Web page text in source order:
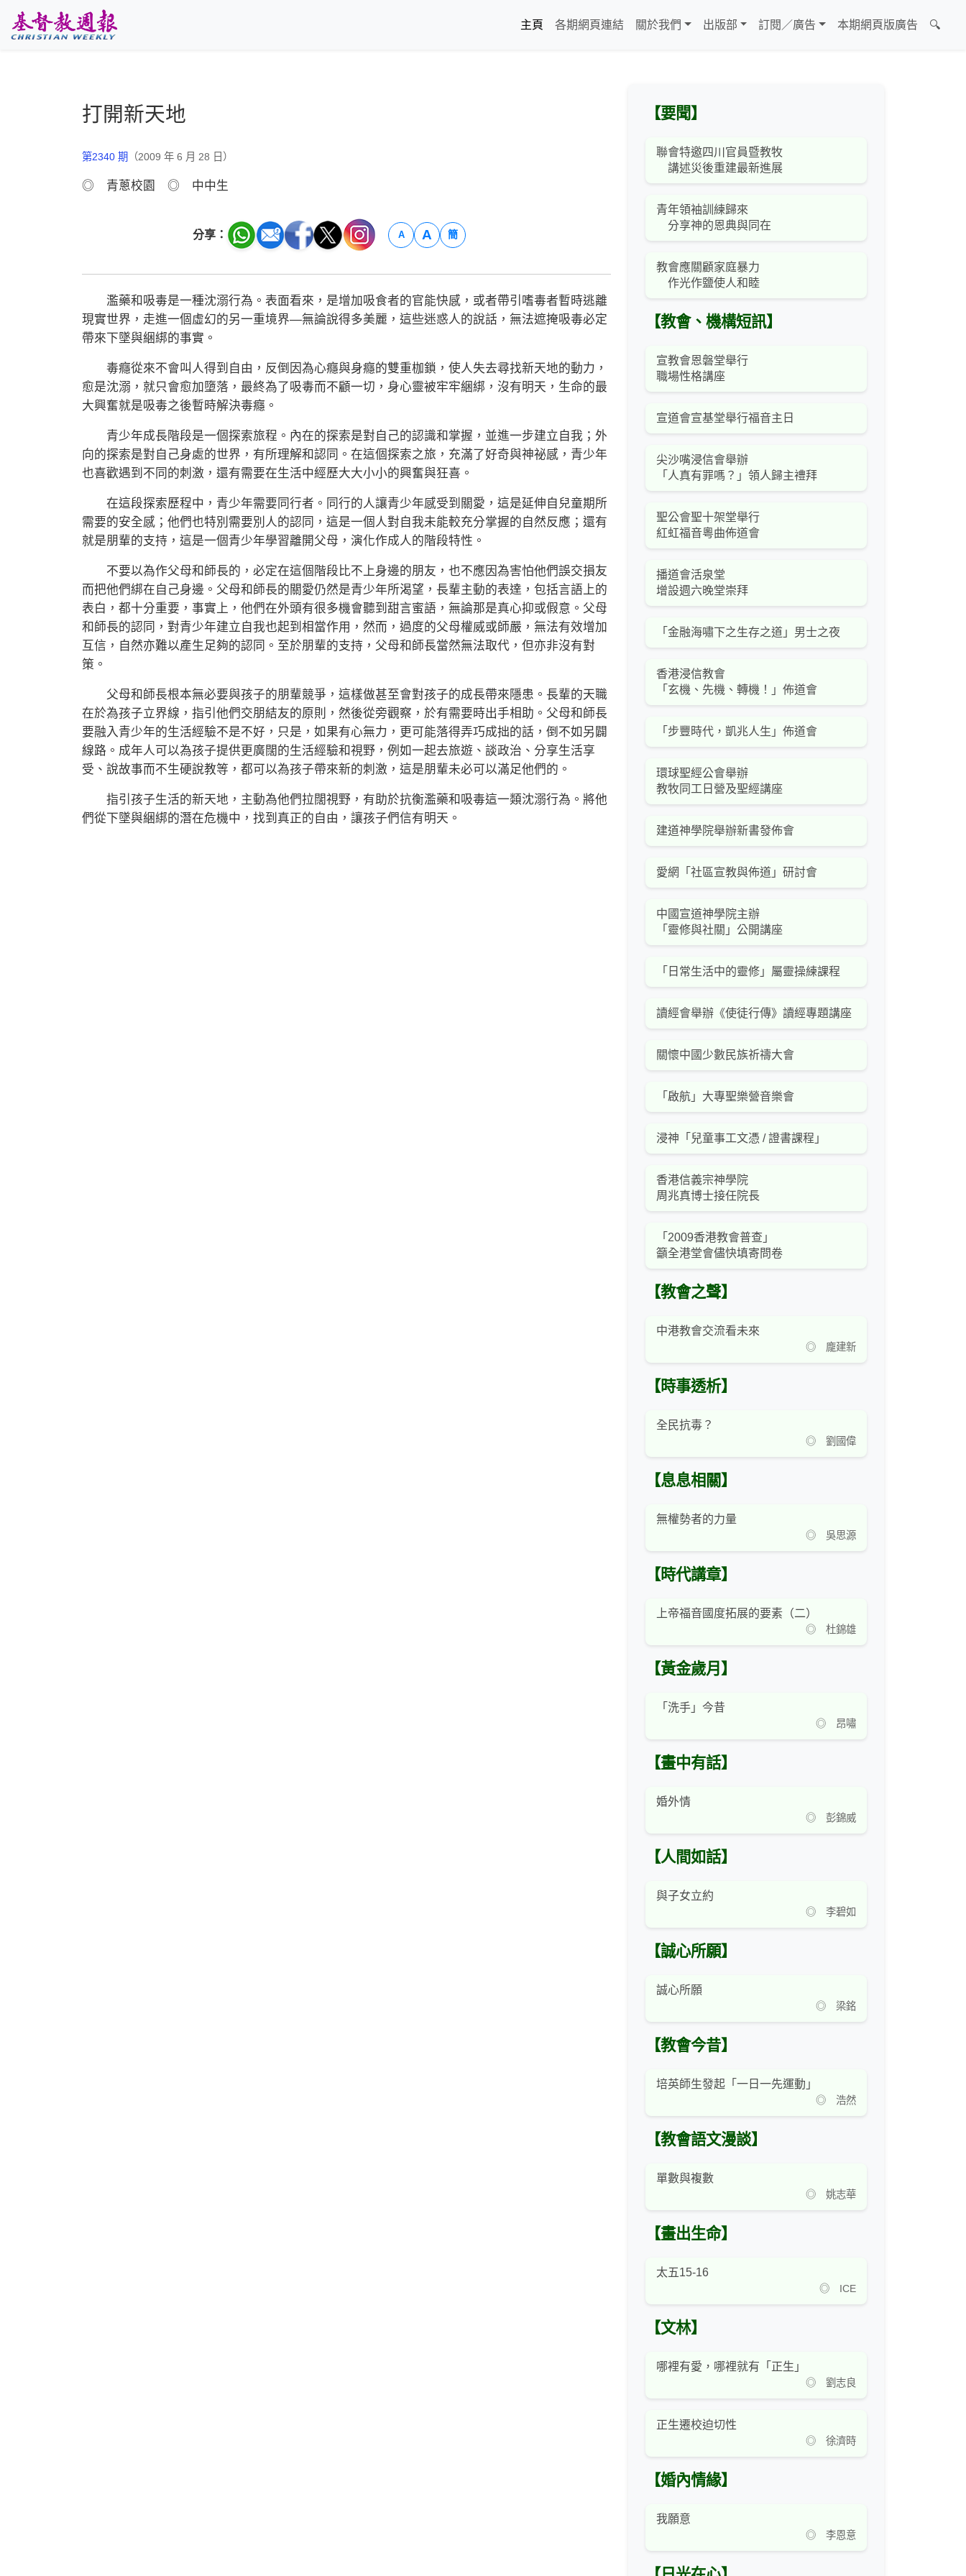
主頁
各期網頁連結 關於我們 出版部 訂閱／廣告 本期網頁版廣告 🔍
打開新天地
第2340 期 （2009 年 6 月 28 日）
◎ 青蔥校園 ◎ 中中生
分享： A A 簡
濫藥和吸毒是一種沈溺行為。表面看來，是增加吸食者的官能快感，或者帶引嗜毒者暫時逃離
現實世界，走進一個虛幻的另一重境界—無論說得多美麗，這些迷惑人的說話，無法遮掩吸毒必定
帶來下墜與綑綁的事實。
毒癮從來不會叫人得到自由，反倒因為心癮與身癮的雙重枷鎖，使人失去尋找新天地的動力，
愈是沈溺，就只會愈加墮落，最終為了吸毒而不顧一切，身心靈被牢牢綑綁，沒有明天，生命的最
大興奮就是吸毒之後暫時解決毒癮。
青少年成長階段是一個探索旅程。內在的探索是對自己的認識和掌握，並進一步建立自我；外
向的探索是對自己身處的世界，有所理解和認同。在這個探索之旅，充滿了好奇與神祕感，青少年
也喜歡遇到不同的刺激，還有需要在生活中經歷大大小小的興奮與狂喜。
在這段探索歷程中，青少年需要同行者。同行的人讓青少年感受到關愛，這是延伸自兒童期所
需要的安全感；他們也特別需要別人的認同，這是一個人對自我未能較充分掌握的自然反應；還有
就是朋輩的支持，這是一個青少年學習離開父母，演化作成人的階段特性。
不要以為作父母和師長的，必定在這個階段比不上身邊的朋友，也不應因為害怕他們誤交損友
而把他們綁在自己身邊。父母和師長的關愛仍然是青少年所渴望，長輩主動的表達，包括言語上的
表白，都十分重要，事實上，他們在外頭有很多機會聽到甜言蜜語，無論那是真心抑或假意。父母
和師長的認同，對青少年建立自我也起到相當作用，然而，過度的父母權威或師嚴，無法有效增加
互信，自然亦難以產生足夠的認同。至於朋輩的支持，父母和師長當然無法取代，但亦非沒有對
策。
父母和師長根本無必要與孩子的朋輩競爭，這樣做甚至會對孩子的成長帶來隱患。長輩的天職
在於為孩子立界線，指引他們交朋結友的原則，然後從旁觀察，於有需要時出手相助。父母和師長
要融入青少年的生活經驗不是不好，只是，如果有心無力，更可能落得弄巧成拙的話，倒不如另闢
線路。成年人可以為孩子提供更廣闊的生活經驗和視野，例如一起去旅遊、談政治、分享生活享
受、說故事而不生硬說教等，都可以為孩子帶來新的刺激，這是朋輩未必可以滿足他們的。
指引孩子生活的新天地，主動為他們拉闊視野，有助於抗衡濫藥和吸毒這一類沈溺行為。將他
們從下墜與綑綁的潛在危機中，找到真正的自由，讓孩子們信有明天。
【要聞】
聯會特邀四川官員暨教牧
講述災後重建最新進展
青年領袖訓練歸來
分享神的恩典與同在
教會應關顧家庭暴力
作光作鹽使人和睦
【教會、機構短訊】
宣教會恩磐堂舉行
職場性格講座
宣道會宣基堂舉行福音主日
尖沙嘴浸信會舉辦
「人真有罪嗎？」領人歸主禮拜
聖公會聖十架堂舉行
紅虹福音粵曲佈道會
播道會活泉堂
增設週六晚堂崇拜
「金融海嘯下之生存之道」男士之夜
香港浸信教會
「玄機、先機、轉機！」佈道會
「步豐時代，凱兆人生」佈道會
環球聖經公會舉辦
教牧同工日營及聖經講座
建道神學院舉辦新書發佈會
愛網「社區宣教與佈道」研討會
中國宣道神學院主辦
「靈修與社關」公開講座
「日常生活中的靈修」屬靈操練課程
讀經會舉辦《使徒行傳》讀經專題講座
關懷中國少數民族祈禱大會
「啟航」大專聖樂營音樂會
浸神「兒童事工文憑 / 證書課程」
香港信義宗神學院
周兆真博士接任院長
「2009香港教會普查」
籲全港堂會儘快填寄問卷
【教會之聲】
中港教會交流看未來
◎ 龐建新
【時事透析】
全民抗毒？
◎ 劉國偉
【息息相關】
無權勢者的力量
◎ 吳思源
【時代講章】
上帝福音國度拓展的要素（二）
◎ 杜錦雄
【黃金歲月】
「洗手」今昔
◎ 昂嘯
【畫中有話】
婚外情
◎ 彭錦威
【人間如話】
與子女立約
◎ 李碧如
【誠心所願】
誠心所願
◎ 梁銘
【教會今昔】
培英師生發起「一日一先運動」
◎ 浩然
【教會語文漫談】
單數與複數
◎ 姚志華
【畫出生命】
太五15-16
◎ ICE
【文林】
哪裡有愛，哪裡就有「正生」
◎ 劉志良
正生遷校迫切性
◎ 徐濟時
【婚內情緣】
我願意
◎ 李恩意